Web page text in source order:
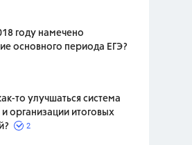
году намечено
основного периода ЕГЭ?
то улучшаться система
организации итоговых
2